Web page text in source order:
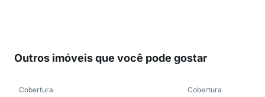
Outros imóveis que você pode gostar
Cobertura Cobertura